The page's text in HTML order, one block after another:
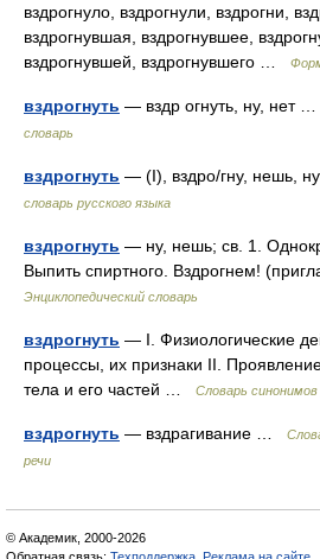
вздрогнуло, вздрогнули, вздрогни,
вздрогнувшая, вздрогнувшее,
вздрогнувшей, вздрогнувшего …
вздрогнуть — вздр огнуть, ну, нет …
словарь
вздрогнуть — (I), вздро/гну, нешь,
словарь русского языка
вздрогнуть — ну, нешь; св. 1.
Выпить спиртного. Вздрогнем!
Энциклопедический словарь
вздрогнуть — I. Физиологические
процессы, их признаки II.
тела и его частей …
Словарь синонимов
вздрогнуть — вздрагивание …
речи
© Академик, 2000-2026